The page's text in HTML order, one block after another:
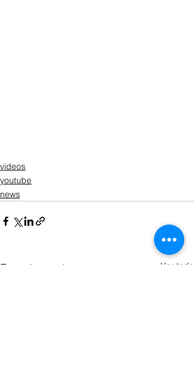
videos
youtube
news
Entradas recientes Ver todo